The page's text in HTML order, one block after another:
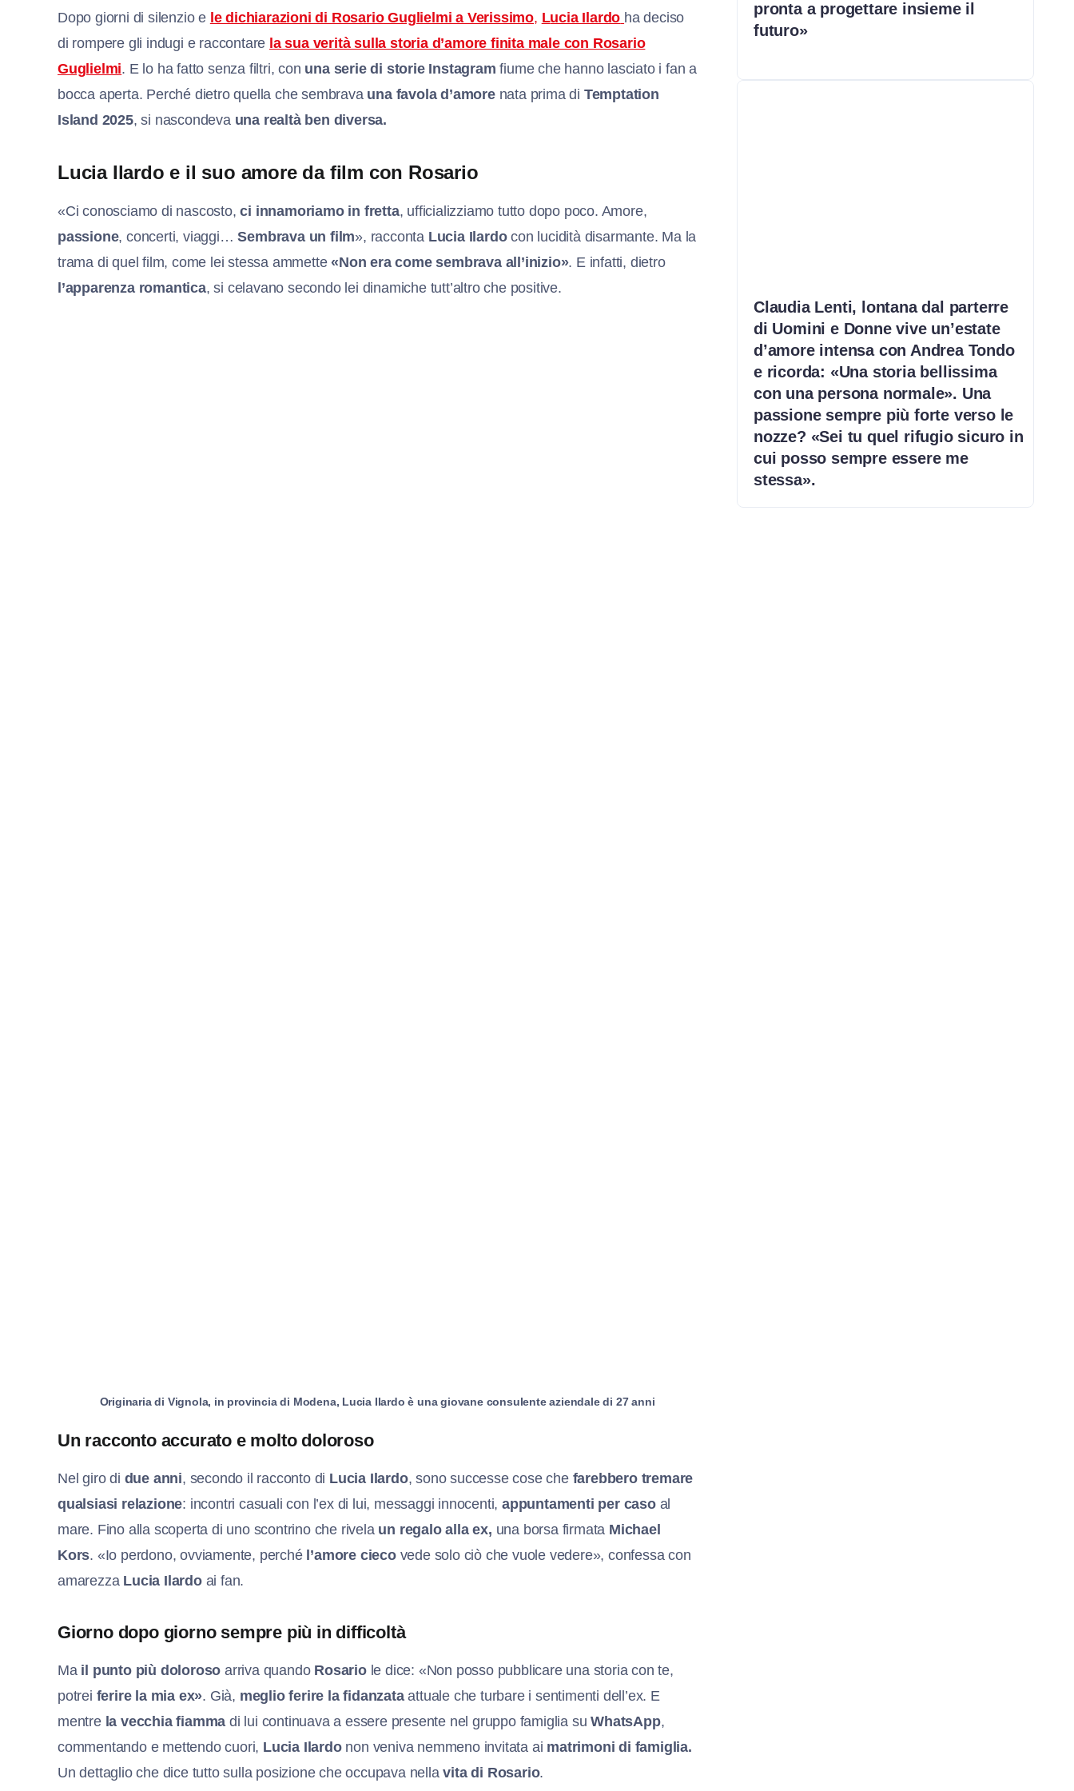
Dopo giorni di silenzio e le dichiarazioni di Rosario Guglielmi a Verissimo, Lucia Ilardo ha deciso
di rompere gli indugi e raccontare la sua verità sulla storia d’amore finita male con Rosario
Guglielmi. E lo ha fatto senza filtri, con una serie di storie Instagram fiume che hanno lasciato i fan a
bocca aperta. Perché dietro quella che sembrava una favola d’amorenata prima di Temptation
Island 2025, si nascondeva una realtà ben diversa.
Lucia Ilardo e il suo amore da film con Rosario
«Ci conosciamo di nascosto,ci innamoriamo in fretta, ufficializziamo tutto dopo poco. Amore,
passione, concerti, viaggi…Sembrava un film», racconta Lucia Ilardocon lucidità disarmante. Ma la
trama di quel film, come lei stessa ammette«Non era come sembrava all’inizio». E infatti, dietro
l’apparenza romantica, si celavano secondo lei dinamiche tutt’altro che positive.
Originaria di Vignola, in provincia di Modena, Lucia Ilardo è una giovane consulente aziendale di 27 anni
Un racconto accurato e molto doloroso
Nel giro di due anni, secondo il racconto di Lucia Ilardo, sono successe cose che farebbero tremare
qualsiasi relazione: incontri casuali con l’ex di lui, messaggi innocenti,appuntamenti per casoal
mare. Fino alla scoperta di uno scontrino che rivela un regalo alla ex, una borsa firmata Michael
Kors. «Io perdono, ovviamente, perché l’amore ciecovede solo ciò che vuole vedere», confessa con
amarezza Lucia Ilardoai fan.
Giorno dopo giorno sempre più in difficoltà
Ma il punto più doloroso arriva quando Rosariole dice: «Non posso pubblicare una storia con te,
potrei ferire la mia ex». Già, meglio ferire la fidanzataattuale che turbare i sentimenti dell’ex. E
mentre la vecchia fiamma di lui continuava a essere presente nel gruppo famiglia suWhatsApp,
commentando e mettendo cuori, Lucia Ilardonon veniva nemmeno invitata ai matrimoni di famiglia.
Un dettaglio che dice tutto sulla posizione che occupava nellavita di Rosario.
pronta a progettare insieme il
futuro»
Claudia Lenti, lontana dal parterre
di Uomini e Donne vive un’estate
d’amore intensa con Andrea Tondo
e ricorda: «Una storia bellissima
con una persona normale». Una
passione sempre più forte verso le
nozze? «Sei tu quel rifugio sicuro in
cui posso sempre essere me
stessa».